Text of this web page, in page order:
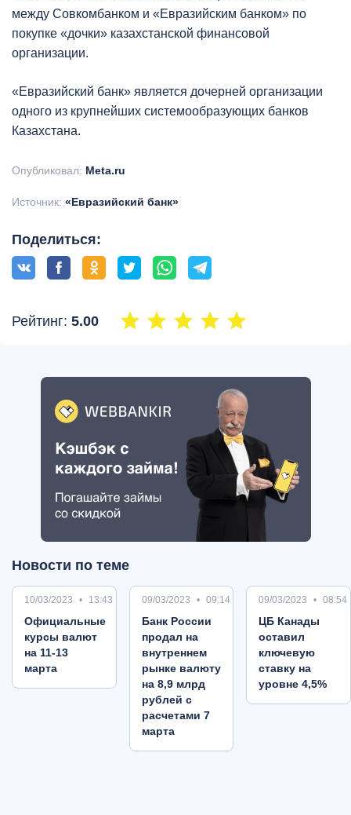
между Совкомбанком и «Евразийским банком» по
покупке «дочки» казахстанской финансовой
организации.
«Евразийский банк» является дочерней организации
одного из крупнейших системообразующих банков
Казахстана.
Опубликовал: Meta.ru
Источник: «Евразийский банк»
Поделиться:
Рейтинг: 5.00
Новости по теме
10/03/2023 13:43
Oфициальные
курсы валют
на 11-13
марта
09/03/2023 09:14
Банк России
продал на
внутреннем
рынке валюту
на 8,9 млрд
рублей с
расчетами 7
марта
09/03/2023 08:54
ЦБ Канады
оставил
ключевую
ставку на
уровне 4,5%